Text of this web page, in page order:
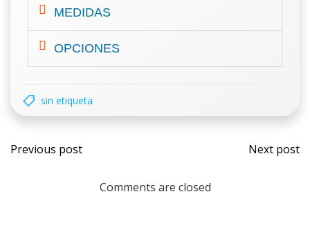
MEDIDAS
OPCIONES
sin etiqueta
Previous post Next post
Comments are closed